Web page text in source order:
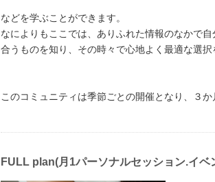
などを学ぶことができます。
なによりもここでは、ありふれた情報のなかで自
合うものを知り、その時々で心地よく最適な選択
このコミュニティは季節ごとの開催となり、３
FULL plan(月1パーソナルセッション.イベ